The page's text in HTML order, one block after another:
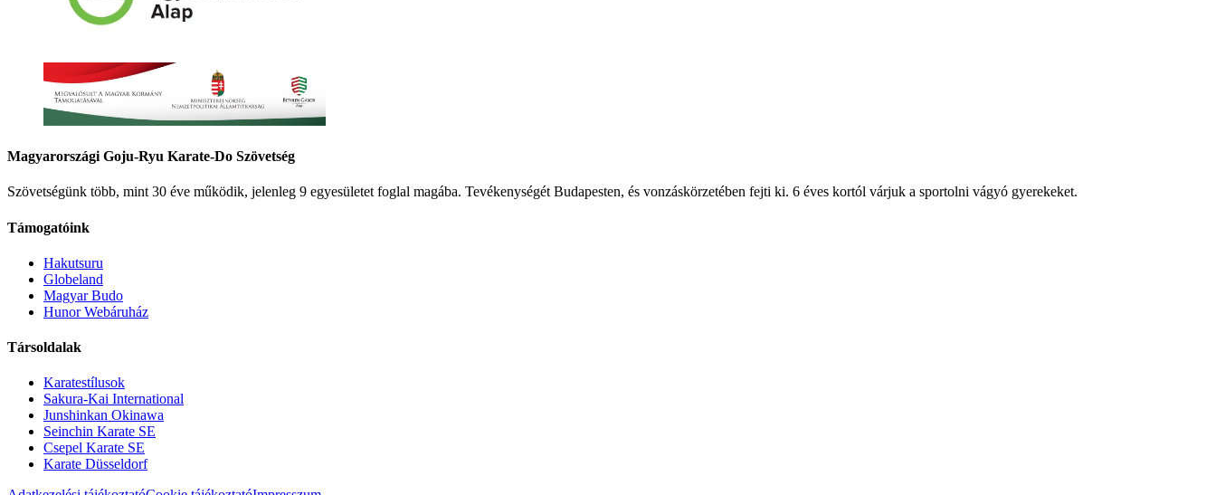
Magyarországi Goju-Ryu Karate-Do Szövetség
Szövetségünk több, mint 30 éve működik, jelenleg 9 egyesületet foglal magába. Tevékenységét Budapesten, és vonzáskörzetében fejti ki. 6 éves kortól várjuk a sportolni vágyó gyerekeket.
Támogatóink
Hakutsuru
Globeland
Magyar Budo
Hunor Webáruház
Társoldalak
Karatestílusok
Sakura-Kai International
Junshinkan Okinawa
Seinchin Karate SE
Csepel Karate SE
Karate Düsseldorf